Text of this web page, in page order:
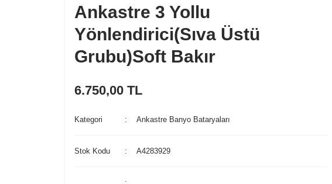
Ankastre 3 Yollu
Yönlendirici(Sıva Üstü
Grubu)Soft Bakır
6.750,00 TL
Kategori Ankastre Banyo Bataryaları
Stok Kodu A4283929